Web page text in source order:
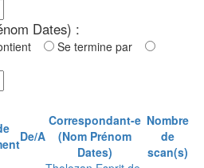
Dates) :
Se termine par
De/A
Correspondant-e
(Nom Prénom
Dates)
Nombre
de
scan(s)